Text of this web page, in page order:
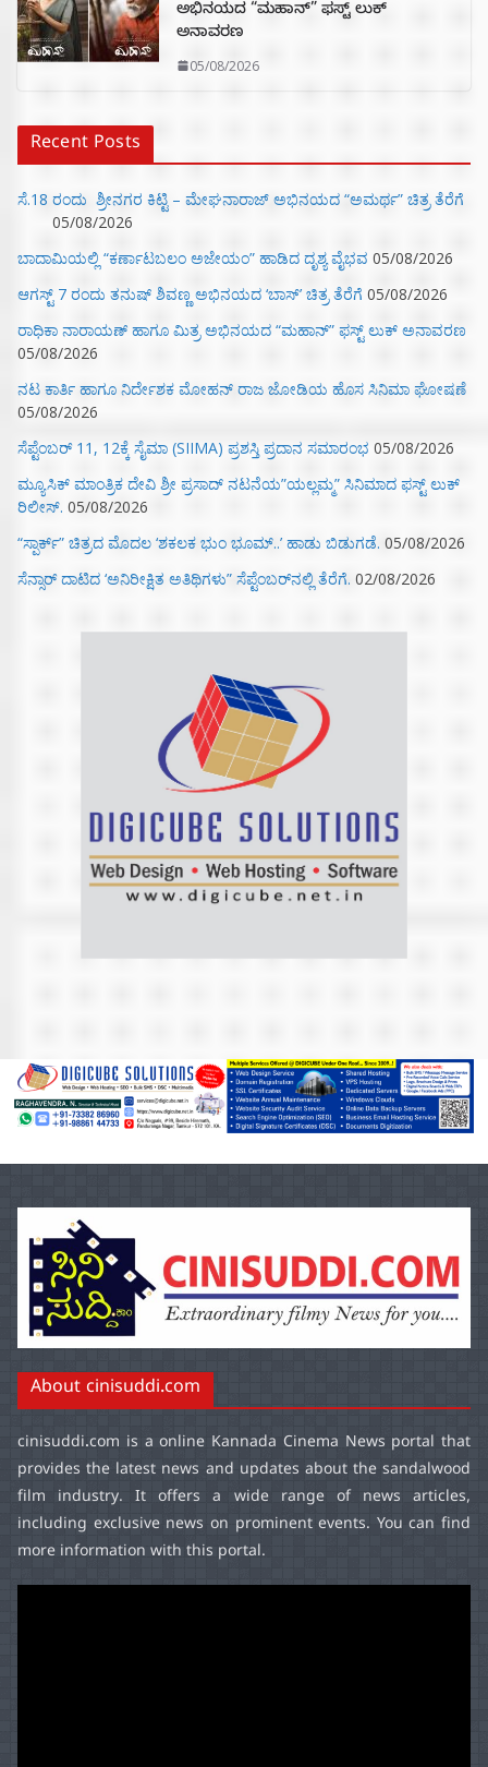
ಅಭಿನಯದ “ಮಹಾನ್” ಫಸ್ಟ್ ಲುಕ್
ಅನಾವರಣ
05/08/2026
Recent Posts
ಸೆ.18 ರಂದು ಶ್ರೀನಗರ ಕಿಟ್ಟಿ – ಮೇಘನಾರಾಜ್ ಅಭಿನಯದ “ಅಮರ್ಥ” ಚಿತ್ರ ತೆರೆಗೆ
05/08/2026
ಬಾದಾಮಿಯಲ್ಲಿ “ಕರ್ಣಾಟಬಲಂ ಅಜೇಯಂ” ಹಾಡಿದ ದೃಶ್ಯ ವೈಭವ 05/08/2026
ಆಗಸ್ಟ್ 7 ರಂದು ತನುಷ್ ಶಿವಣ್ಣ ಅಭಿನಯದ ‘ಬಾಸ್’ ಚಿತ್ರ ತೆರೆಗೆ 05/08/2026
ರಾಧಿಕಾ ನಾರಾಯಣ್ ಹಾಗೂ ಮಿತ್ರ ಅಭಿನಯದ “ಮಹಾನ್” ಫಸ್ಟ್ ಲುಕ್ ಅನಾವರಣ
05/08/2026
ನಟ ಕಾರ್ತಿ ಹಾಗೂ ನಿರ್ದೇಶಕ ಮೋಹನ್ ರಾಜ ಜೋಡಿಯ ಹೊಸ ಸಿನಿಮಾ ಘೋಷಣೆ
05/08/2026
ಸೆಪ್ಟೆಂಬರ್ 11, 12ಕ್ಕೆ ಸೈಮಾ (SIIMA) ಪ್ರಶಸ್ತಿ ಪ್ರದಾನ ಸಮಾರಂಭ 05/08/2026
ಮ್ಯೂಸಿಕ್‌ ಮಾಂತ್ರಿಕ ದೇವಿ ಶ್ರೀ ಪ್ರಸಾದ್ ನಟನೆಯ”ಯಲ್ಲಮ್ಮ” ಸಿನಿಮಾದ ಫಸ್ಟ್‌ ಲುಕ್‌
ರಿಲೀಸ್. 05/08/2026
“ಸ್ಪಾರ್ಕ್” ಚಿತ್ರದ ಮೊದಲ‌ ‘ಶಕಲಕ ಭುಂ‌ ಭೂಮ್..’ ಹಾಡು ಬಿಡುಗಡೆ. 05/08/2026
ಸೆನ್ಸಾರ್ ದಾಟಿದ ‘ಅನಿರೀಕ್ಷಿತ ಅತಿಥಿಗಳು” ಸೆಪ್ಟೆಂಬರ್‌ನಲ್ಲಿ ತೆರೆಗೆ. 02/08/2026
About cinisuddi.com
cinisuddi.com is a online Kannada Cinema News portal that
provides the latest news and updates about the sandalwood
film industry. It offers a wide range of news articles,
including exclusive news on prominent events. You can find
more information with this portal.